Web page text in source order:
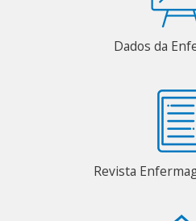
Dados da
Revista